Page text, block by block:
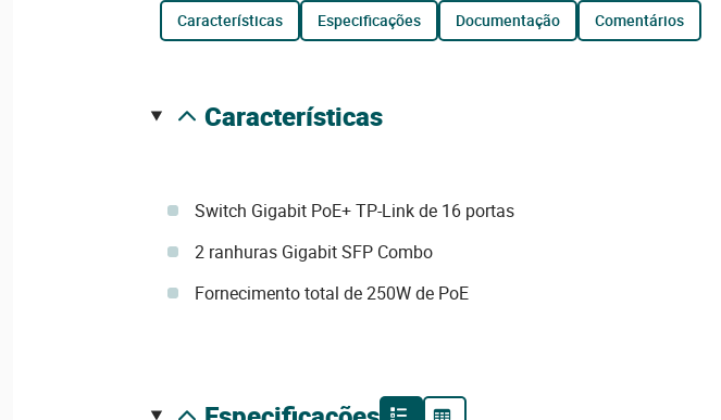
características especificações documentação comentários
características
Switch Gigabit PoE+ TP-Link de 16 portas
2 ranhuras Gigabit SFP Combo
Fornecimento total de 250W de PoE